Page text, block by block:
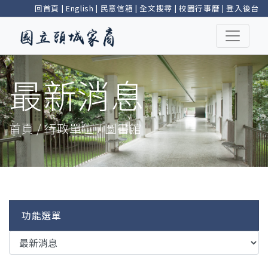
回首頁 | English | 民意信箱 |全文搜尋 | 校園行事曆 |登入後台
最新消息
首頁 / 行政單位 / 圖書館
功能選單